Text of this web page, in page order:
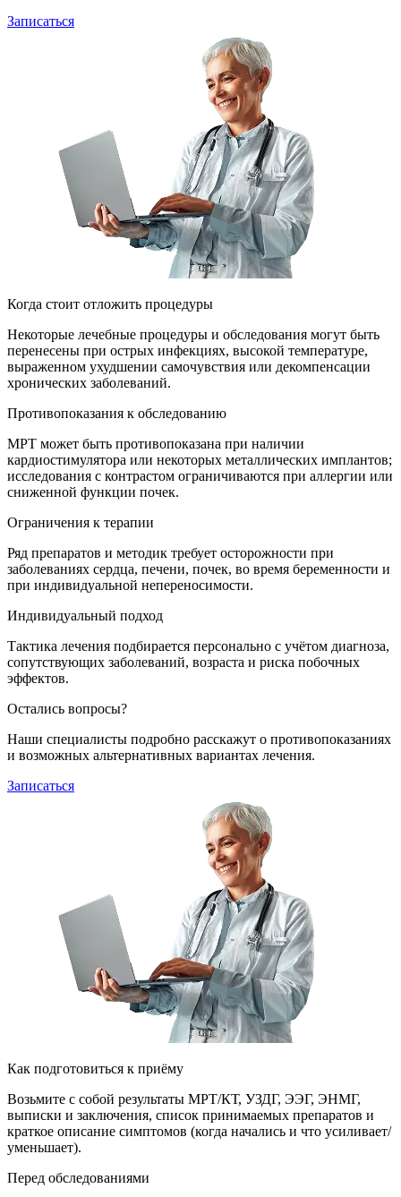
Записаться
Когда стоит отложить процедуры
Некоторые лечебные процедуры и обследования могут быть
перенесены при острых инфекциях, высокой температуре,
выраженном ухудшении самочувствия или декомпенсации
хронических заболеваний.
Противопоказания к обследованию
МРТ может быть противопоказана при наличии
кардиостимулятора или некоторых металлических имплантов;
исследования с контрастом ограничиваются при аллергии или
сниженной функции почек.
Ограничения к терапии
Ряд препаратов и методик требует осторожности при
заболеваниях сердца, печени, почек, во время беременности и
при индивидуальной непереносимости.
Индивидуальный подход
Тактика лечения подбирается персонально с учётом диагноза,
сопутствующих заболеваний, возраста и риска побочных
эффектов.
Остались вопросы?
Наши специалисты подробно расскажут о противопоказаниях
и возможных альтернативных вариантах лечения.
Записаться
Как подготовиться к приёму
Возьмите с собой результаты МРТ/КТ, УЗДГ, ЭЭГ, ЭНМГ,
выписки и заключения, список принимаемых препаратов и
краткое описание симптомов (когда начались и что усиливает/
уменьшает).
Перед обследованиями